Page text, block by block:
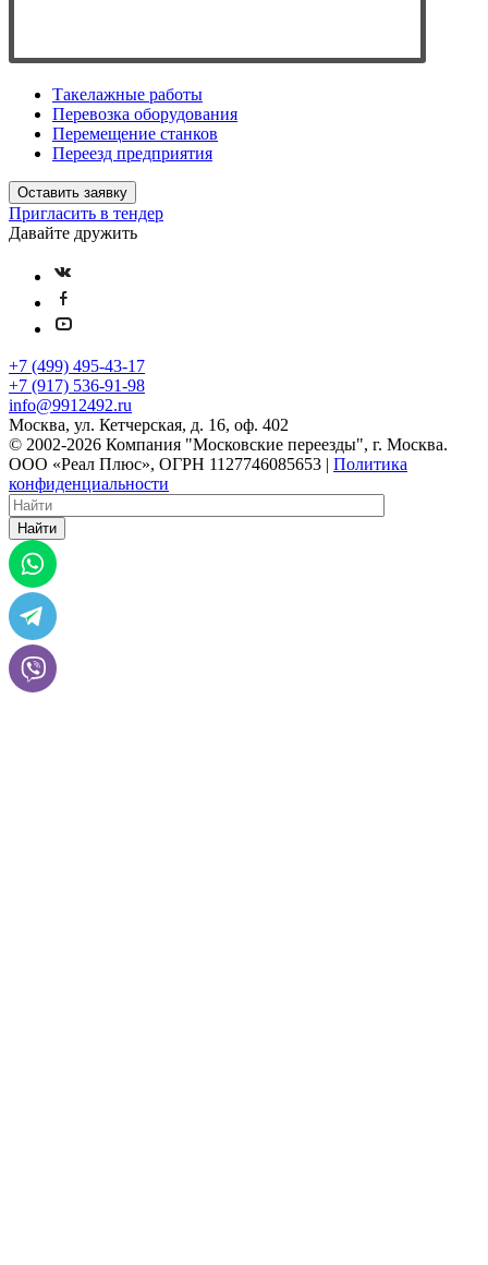
Такелажные работы
Перевозка оборудования
Перемещение станков
Переезд предприятия
Оставить заявку
Пригласить в тендер
Давайте дружить
+7 (499) 495-43-17
+7 (917) 536-91-98
info@9912492.ru
Москва, ул. Кетчерская, д. 16, оф. 402
© 2002-2026 Компания "Московские переезды", г. Москва.
ООО «Реал Плюс», ОГРН 1127746085653 | Политика
конфиденциальности
Найти